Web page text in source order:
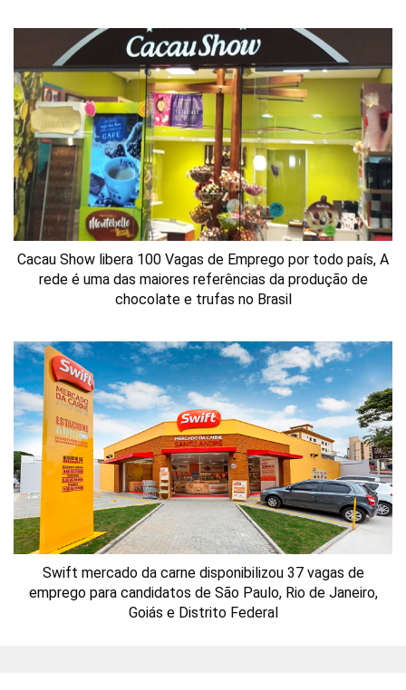
Cacau Show libera 100 Vagas de Emprego por todo país, A
rede é uma das maiores referências da produção de
chocolate e trufas no Brasil
Swift mercado da carne disponibilizou 37 vagas de
emprego para candidatos de São Paulo, Rio de Janeiro,
Goiás e Distrito Federal